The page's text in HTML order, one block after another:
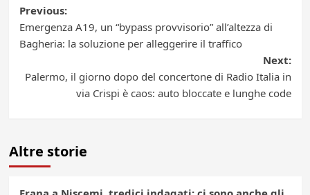
Post
navigation
Previous:
Emergenza A19, un “bypass provvisorio” all’altezza di
Bagheria: la soluzione per alleggerire il traffico
Next:
Palermo, il giorno dopo del concertone di Radio Italia in
via Crispi è caos: auto bloccate e lunghe code
Altre storie